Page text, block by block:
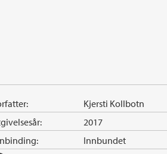
Kjersti Kollbotn
Innbundet
2017